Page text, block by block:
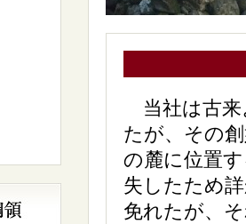
当社は古来
たが、その
の麓に位置
失したため
免れたが、